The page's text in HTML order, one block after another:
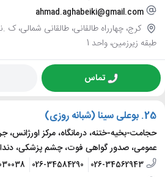
ahmad.aghabeiki@gmail.com
کرج، چهارراه طالقانی، طالقانی شمالی،
طبقه زیرزمین، واحد 1
تماس
25. بوعلی سینا (شبانه روزی)
حجامت-بخیه-ختنه، درمانگاه، مرکز اورژانس،
عمومی، صدور گواهی فوت، چشم پزشکی،
026-34562943
026-34584290